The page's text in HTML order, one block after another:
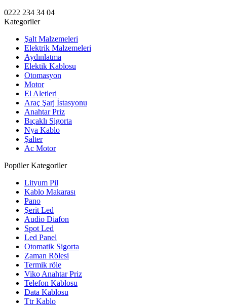
0222 234 34 04
Kategoriler
Şalt Malzemeleri
Elektrik Malzemeleri
Aydınlatma
Elektik Kablosu
Otomasyon
Motor
El Aletleri
Araç Şarj İstasyonu
Anahtar Priz
Bıçaklı Sigorta
Nya Kablo
Şalter
Ac Motor
Popüler Kategoriler
Lityum Pil
Kablo Makarası
Pano
Şerit Led
Audio Diafon
Spot Led
Led Panel
Otomatik Sigorta
Zaman Rölesi
Termik röle
Viko Anahtar Priz
Telefon Kablosu
Data Kablosu
Ttr Kablo